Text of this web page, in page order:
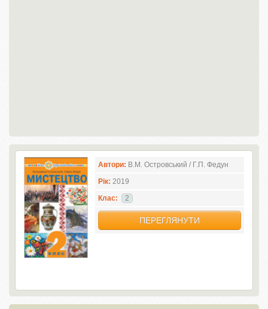
Автори: В.М. Островський / Г.П. Федун
Рік: 2019
Клас:
2
ПЕРЕГЛЯНУТИ